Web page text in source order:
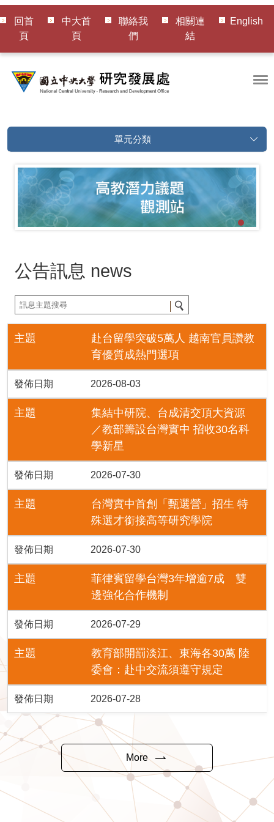
回首
頁
中大首
頁
聯絡我
們
相關連
結
English
單元分類
公告訊息 news
主題
赴台留學突破5萬人 越南官員讚教
育優質成熱門選項
發佈日期 2026-08-03
主題
集結中研院、台成清交頂大資源
／教部籌設台灣實中 招收30名科
學新星
發佈日期 2026-07-30
主題
台灣實中首創「甄選營」招生 特
殊選才銜接高等研究學院
發佈日期 2026-07-30
主題
菲律賓留學台灣3年增逾7成 雙
邊強化合作機制
發佈日期 2026-07-29
主題
教育部開罰淡江、東海各30萬 陸
委會：赴中交流須遵守規定
發佈日期 2026-07-28
More